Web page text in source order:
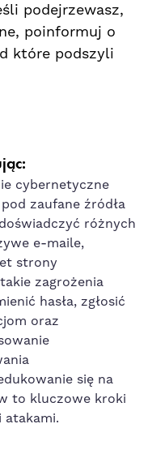
podejrzewasz,
poinformuj o
które podszyli
cybernetyczne
zaufane źródła
różnych
e-maile,
strony
zagrożenia
hasła, zgłosić
oraz
się na
to kluczowe kroki